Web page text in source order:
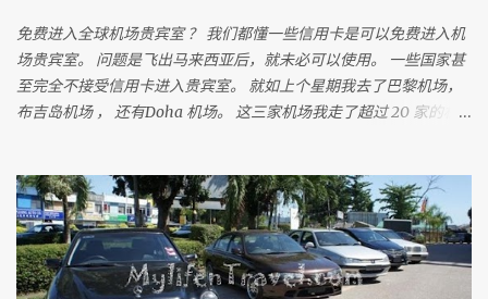
免费进入全球机场贵宾室 ？ 我们都懂一些信用卡是可以免费进入机
场贵宾室。 问题是飞出马来西亚后，就未必可以使用。 一些国家甚
至完全不接受信用卡进入贵宾室。 就如上个星期我去了巴黎机场，
布吉岛机场 ， 还有Doha 机场。 这三家机场我走了超过 20 家的机
出到国外， 可以进入机场贵宾室最长见的有几种方法。 就是你要有
至少这三张卡的其中一张。 Lounge Key ，Dragon Pass 或 Priority
Pass 。 是全球机场最常见也是被的机场贵宾卡。。 我相信不少人会
问， 到底那一张是最好。 这三张卡我都有，对我来说没有所谓最好
的。 就比如我到了 Doha ， Priority Pass 只有三家贵宾室选择。 而